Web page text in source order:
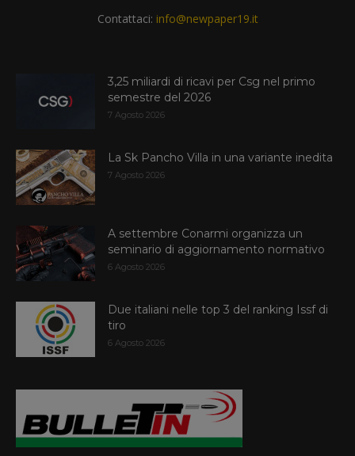
Contattaci: info@newpaper19.it
3,25 miliardi di ricavi per Csg nel primo
semestre del 2026
7 Agosto 2026
La Sk Pancho Villa in una variante inedita
7 Agosto 2026
A settembre Conarmi organizza un
seminario di aggiornamento normativo
6 Agosto 2026
Due italiani nelle top 3 del ranking Issf di
tiro
6 Agosto 2026